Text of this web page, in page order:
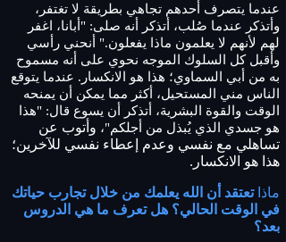
عندما يتصرف أحدهم تجاهي بطريقة لا تغتفر،
وأتذكر عندما صُلب، أتذكر أنه صلى: "أبانا، اغفر
لهم لأنهم لا يعلمون ماذا يفعلون." أنحني رأسي
وأقبل كل السلوك الموجه نحوي على أنه مسموح
به من أبي السماوي؛ هذا هو الانكسار. عندما يتوقع
الناس مني المستحيل، أكثر مما يمكن أن يمنحه
الوقت والقوة البشرية، أتذكر أن يسوع قال: "هذا
هو جسدي الذي يُبذل من أجلكم"، وأتوب عن
تساهلي مع نفسي وعدم إعطاء نفسي للآخرين؛
هذا هو الانكسار.
ماذاتعتقد أن الله يعلمك من خلال تجارب حياتك
في الوقت الحالي؟ هل تعرف ما هي الدروس
بعد؟